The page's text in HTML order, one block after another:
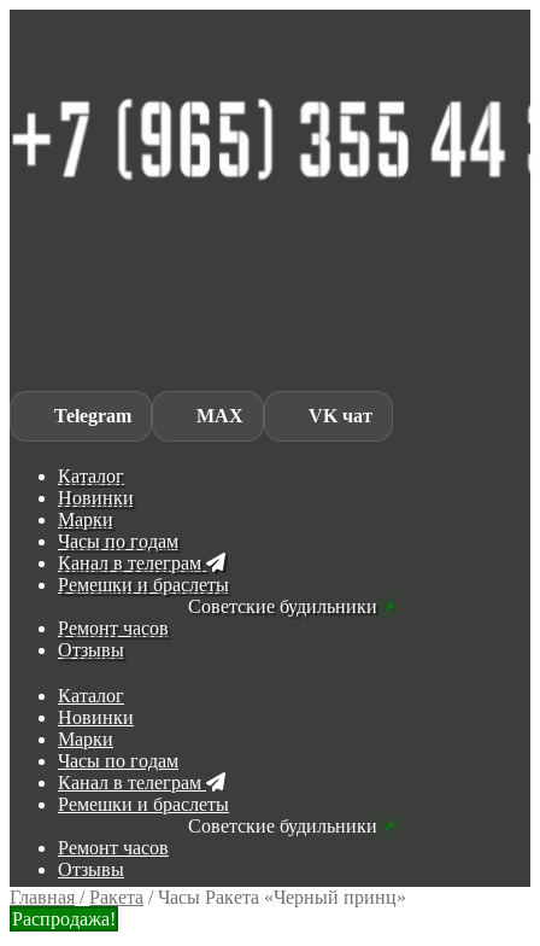
navigation
content
Telegram MAX VK чат
Каталог
Новинки
Марки
Часы по годам
Канал в телеграм
Ремешки и браслеты
Советские будильники
Ремонт часов
Отзывы
Каталог
Новинки
Марки
Часы по годам
Канал в телеграм
Ремешки и браслеты
Советские будильники
Ремонт часов
Отзывы
Главная /Ракета /Часы Ракета «Черный принц»
Распродажа!